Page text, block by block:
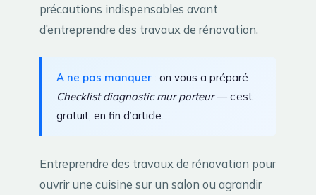
précautions indispensables avant
d’entreprendre des travaux de rénovation.
A ne pas manquer : on vous a préparé
Checklist diagnostic mur porteur— c’est
gratuit, en fin d’article.
Entreprendre des travaux de rénovation pour
ouvrir une cuisine sur un salon ou agrandir